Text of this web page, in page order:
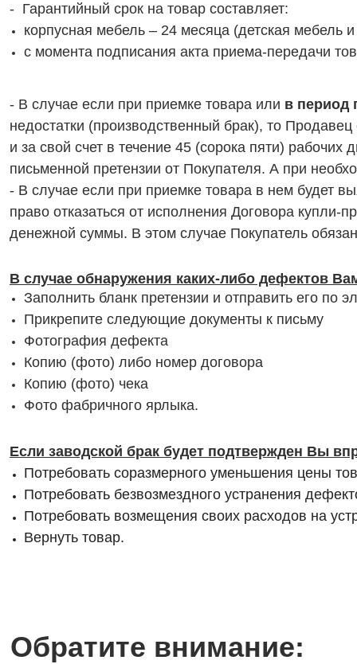
- Гарантийный срок на товар составляет:
корпусная мебель – 24 месяца (детская
с момента подписания акта приема-передачи
Если заводской брак будет подтвержден Вы
Потребовать соразмерного уменьшения цены
Потребовать безвозмездного устранения
Потребовать возмещения своих расходов на
Вернуть товар.
В случае обнаружения каких-либо дефектов
Заполнить бланк претензии и отправить его по
Прикрепите следующие документы к письму
Фотография дефекта
Копию (фото) либо номер договора
Копию (фото) чека
Фото фабричного ярлыка.
- В случае если при приемке товара или в период
недостатки (производственный брак), то
и за свой счет в течение 45 (сорока пяти)
письменной претензии от Покупателя. А при
- В случае если при приемке товара в нем будет
право отказаться от исполнения Договора купли-
денежной суммы. В этом случае Покупатель
Обратите внимание: